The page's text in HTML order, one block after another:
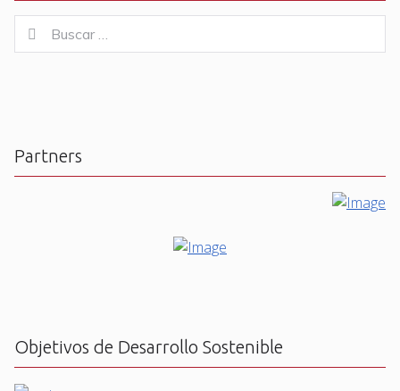
for:
Buscar
Partners
Objetivos de Desarrollo Sostenible